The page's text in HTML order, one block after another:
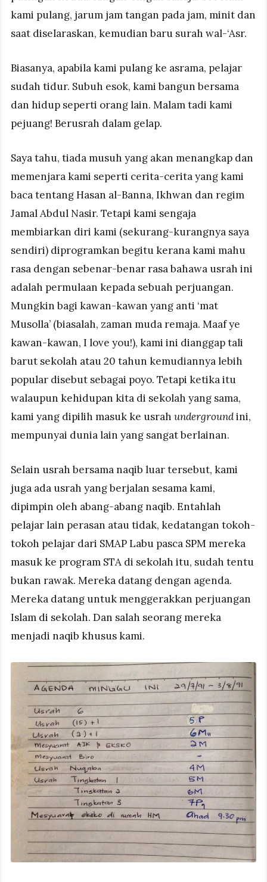
kami pulang, jarum jam tangan pada jam, minit dan
saat diselaraskan, kemudian baru surah wal-‘Asr.
Biasanya, apabila kami pulang ke asrama, pelajar
sudah tidur. Subuh esok, kami bangun bersama
dan hidup seperti orang lain. Malam tadi kami
pejuang! Berusrah dalam gelap.
Saya tahu, tiada musuh yang akan menangkap dan
memenjara kami seperti cerita-cerita yang kami
baca tentang Hasan al-Banna, Ikhwan dan regim
Jamal Abdul Nasir. Tetapi kami sengaja
membiarkan diri kami (sekurang-kurangnya saya
sendiri) diprogramkan begitu kerana kami mahu
rasa dengan sebenar-benar rasa bahawa usrah ini
adalah permulaan kepada sebuah perjuangan.
Mungkin bagi kawan-kawan yang anti ‘mat
Musolla’ (biasalah, zaman muda remaja. Maaf ye
kawan-kawan, I love you!), kami ini dianggap tali
barut sekolah atau 20 tahun kemudiannya lebih
popular disebut sebagai poyo. Tetapi ketika itu
walaupun kehidupan kita di sekolah yang sama,
kami yang dipilih masuk ke usrahundergroundini,
mempunyai dunia lain yang sangat berlainan.
Selain usrah bersama naqib luar tersebut, kami
juga ada usrah yang berjalan sesama kami,
dipimpin oleh abang-abang naqib. Entahlah
pelajar lain perasan atau tidak, kedatangan tokoh-
tokoh pelajar dari SMAP Labu pasca SPM mereka
masuk ke program STA di sekolah itu, sudah tentu
bukan rawak. Mereka datang dengan agenda.
Mereka datang untuk menggerakkan perjuangan
Islam di sekolah. Dan salah seorang mereka
menjadi naqib khusus kami.